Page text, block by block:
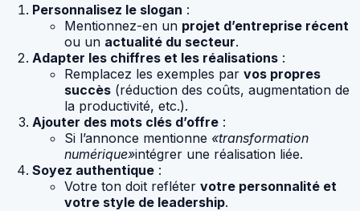
Personnalisez le slogan :
Mentionnez-en un projet d’entreprise récent
ou un actualité du secteur.
Adapter les chiffres et les réalisations :
Remplacez les exemples par vos propres
succès (réduction des coûts, augmentation de
la productivité, etc.).
Ajouter des mots clés d’offre :
Si l’annonce mentionne «transformation
numérique»intégrer une réalisation liée.
Soyez authentique :
Votre ton doit refléter votre personnalité et
votre style de leadership.